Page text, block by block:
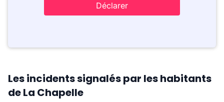
Déclarer
Les incidents signalés par les habitants
de La Chapelle